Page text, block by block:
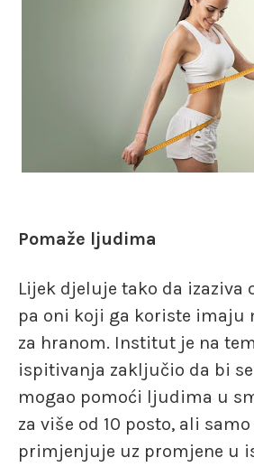
Pomaže ljudima
Lijek djeluje tako da izaziva
pa oni koji ga koriste imaju
za hranom. Institut je na
ispitivanja zaključio da bi
mogao pomoći ljudima u
za više od 10 posto, ali samo
primjenjuje uz promjene u